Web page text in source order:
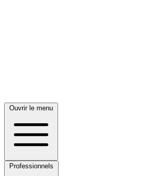
Ouvrir le menu
Professionnels